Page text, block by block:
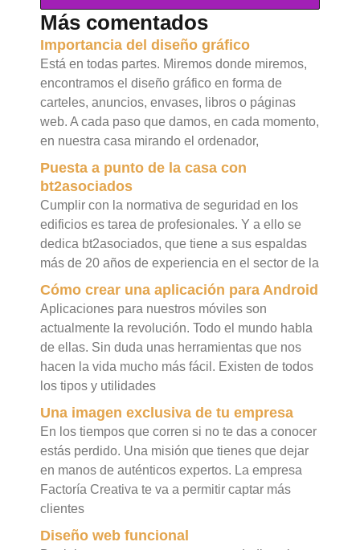
Más comentados
Importancia del diseño gráfico
Está en todas partes. Miremos donde miremos,
encontramos el diseño gráfico en forma de
carteles, anuncios, envases, libros o páginas
web. A cada paso que damos, en cada momento,
en nuestra casa mirando el ordenador,
Puesta a punto de la casa con
bt2asociados
Cumplir con la normativa de seguridad en los
edificios es tarea de profesionales. Y a ello se
dedica bt2asociados, que tiene a sus espaldas
más de 20 años de experiencia en el sector de la
Cómo crear una aplicación para Android
Aplicaciones para nuestros móviles son
actualmente la revolución. Todo el mundo habla
de ellas. Sin duda unas herramientas que nos
hacen la vida mucho más fácil. Existen de todos
los tipos y utilidades
Una imagen exclusiva de tu empresa
En los tiempos que corren si no te das a conocer
estás perdido. Una misión que tienes que dejar
en manos de auténticos expertos. La empresa
Factoría Creativa te va a permitir captar más
clientes
Diseño web funcional